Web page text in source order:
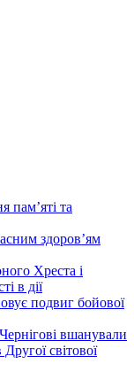
пам’яті та
здоров’ям
Хреста і
в дії
подвиг бойової
вшанували
світової